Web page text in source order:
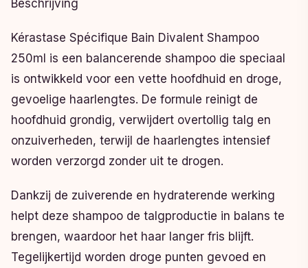
Beschrijving
Kérastase Spécifique Bain Divalent Shampoo
250ml is een balancerende shampoo die speciaal
is ontwikkeld voor een vette hoofdhuid en droge,
gevoelige haarlengtes. De formule reinigt de
hoofdhuid grondig, verwijdert overtollig talg en
onzuiverheden, terwijl de haarlengtes intensief
worden verzorgd zonder uit te drogen.
Dankzij de zuiverende en hydraterende werking
helpt deze shampoo de talgproductie in balans te
brengen, waardoor het haar langer fris blijft.
Tegelijkertijd worden droge punten gevoed en